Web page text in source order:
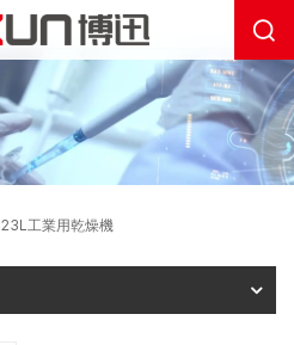
23L工業用乾燥機